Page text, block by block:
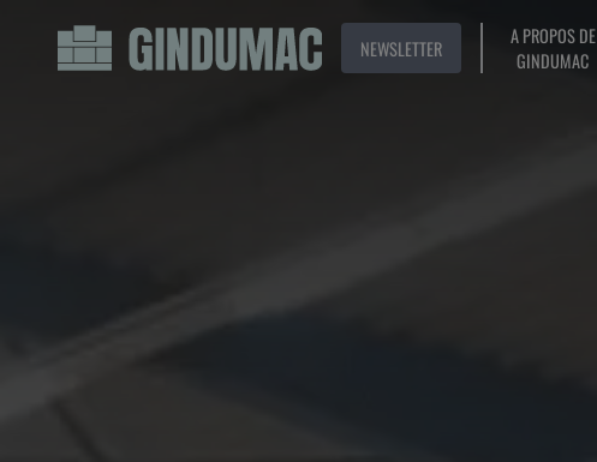
NEWSLETTER
A PROPOS DE
GINDUMAC